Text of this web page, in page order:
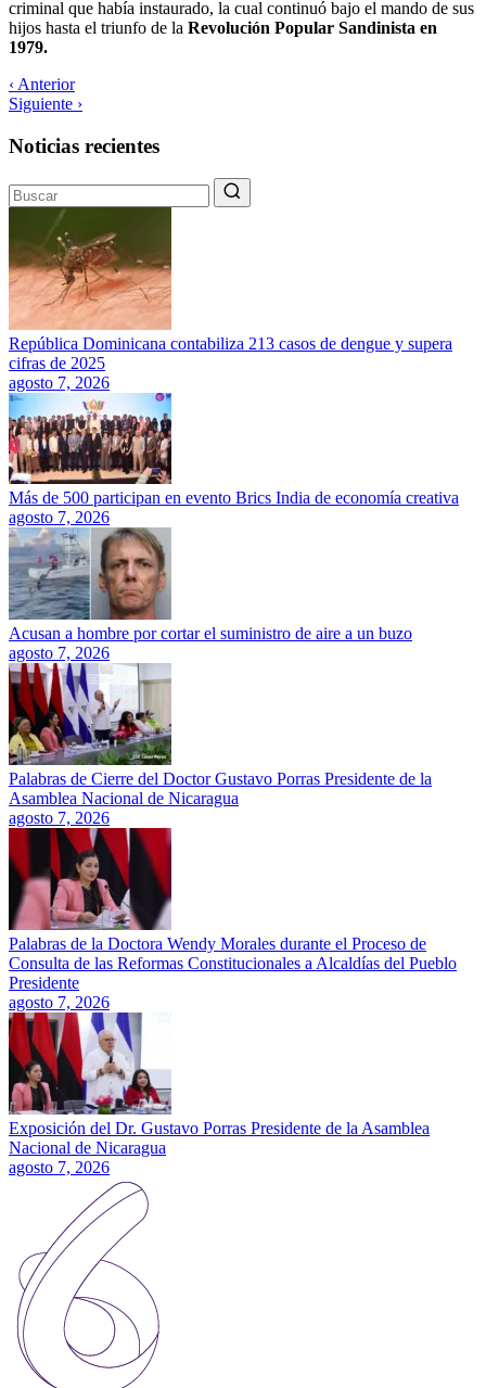
criminal que había instaurado, la cual continuó bajo el mando de sus
hijos hasta el triunfo de la Revolución Popular Sandinista en
1979.
‹ Anterior
Siguiente ›
Noticias recientes
República Dominicana contabiliza 213 casos de dengue y supera
cifras de 2025
agosto 7, 2026
Más de 500 participan en evento Brics India de economía creativa
agosto 7, 2026
Acusan a hombre por cortar el suministro de aire a un buzo
agosto 7, 2026
Palabras de Cierre del Doctor Gustavo Porras Presidente de la
Asamblea Nacional de Nicaragua
agosto 7, 2026
Palabras de la Doctora Wendy Morales durante el Proceso de
Consulta de las Reformas Constitucionales a Alcaldías del Pueblo
Presidente
agosto 7, 2026
Exposición del Dr. Gustavo Porras Presidente de la Asamblea
Nacional de Nicaragua
agosto 7, 2026